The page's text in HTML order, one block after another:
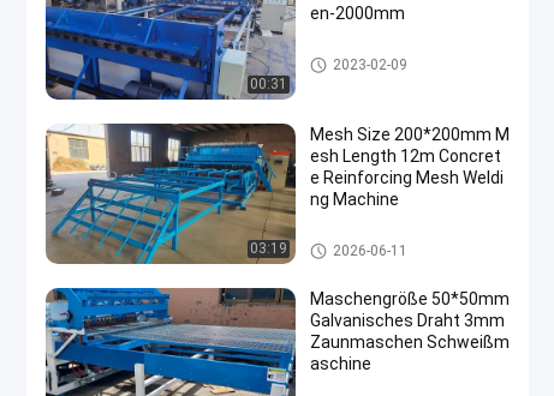
00:31
en-2000mm
Bau Mesh Welding Machine
2023-02-09
03:19
Mesh Size 200*200mm M
esh Length 12m Concret
e Reinforcing Mesh Weldi
ng Machine
Verstärkung des MaschenSch
weißgeräts
2026-06-11
Maschengröße 50*50mm
Galvanisches Draht 3mm
Zaunmaschen Schweißm
aschine